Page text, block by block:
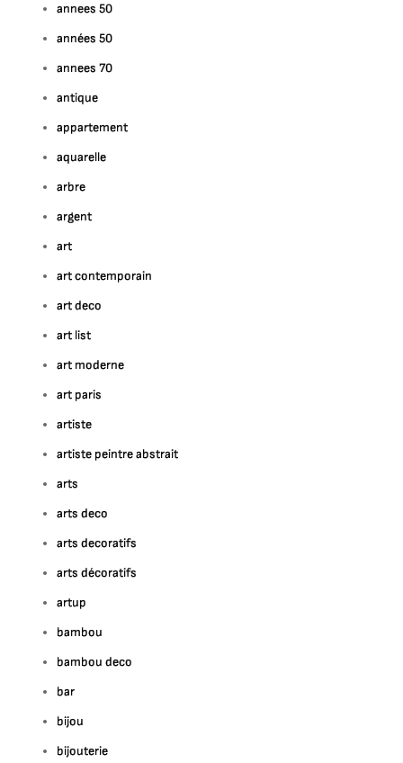
annees 50
années 50
annees 70
antique
appartement
aquarelle
arbre
argent
art
art contemporain
art deco
art list
art moderne
art paris
artiste
artiste peintre abstrait
arts
arts deco
arts decoratifs
arts décoratifs
artup
bambou
bambou deco
bar
bijou
bijouterie